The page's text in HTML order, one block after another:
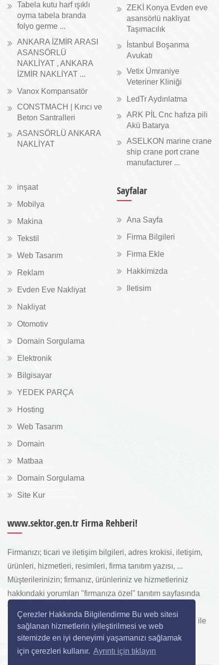
Çerezler Hakkında Bilgilendirme Bu web sitesi
sağlanan hizmetlerin iyileştirilmesi ve web
sitemizde en iyi deneyimi yaşamanızı sağlamak
için çerezleri kullanır. Ayrıntı için tıklayın
Tabela kutu harf ışıklı
oyma tabela branda
folyo germe ...
ANKARA İZMİR ARASI
ASANSÖRLÜ
NAKLİYAT , ANKARA
İZMİR NAKLİYAT ...
Vanox Kompansatör
CONSTMACH | Kırıcı ve
Beton Santralleri
ASANSÖRLÜ ANKARA
NAKLİYAT
ZEKİ Konya Evden eve
asansörlü nakliyat
Taşımacılık
İstanbul Boşanma
Avukatı
Vetix Ümraniye
Veteriner Kliniği
LedTr Aydınlatma
ARK PİL Cnc hafıza pili
Akü Batarya
ASELKON marine crane
ship crane port crane
manufacturer ...
inşaat
Mobilya
Makina
Tekstil
Web Tasarım
Reklam
Evden Eve Nakliyat
Nakliyat
Otomotiv
Domain Sorgulama
Elektronik
Bilgisayar
YEDEK PARÇA
Hosting
Web Tasarım
Domain
Matbaa
Domain Sorgulama
Site Kur
Sayfalar
Ana Sayfa
Firma Bilgileri
Firma Ekle
Hakkimizda
Iletisim
www.sektor.gen.tr Firma Rehberi!
Firmanızı; ticari ve iletişim bilgileri, adres krokisi, iletişim,
ürünleri, hizmetleri, resimleri, firma tanıtım yazısı, ...
Müşterilerinizin; firmanız, ürünleriniz ve hizmetleriniz
hakkındaki yorumları "firmanıza özel" tanıtım sayfasında
toplanarak ürünlerinizi, hizmetlerinizi, internette "sizi
arayan" yeni müşterilerinize www.sektor.gen.tr aracılığı ile
ücretsiz gösterilir.